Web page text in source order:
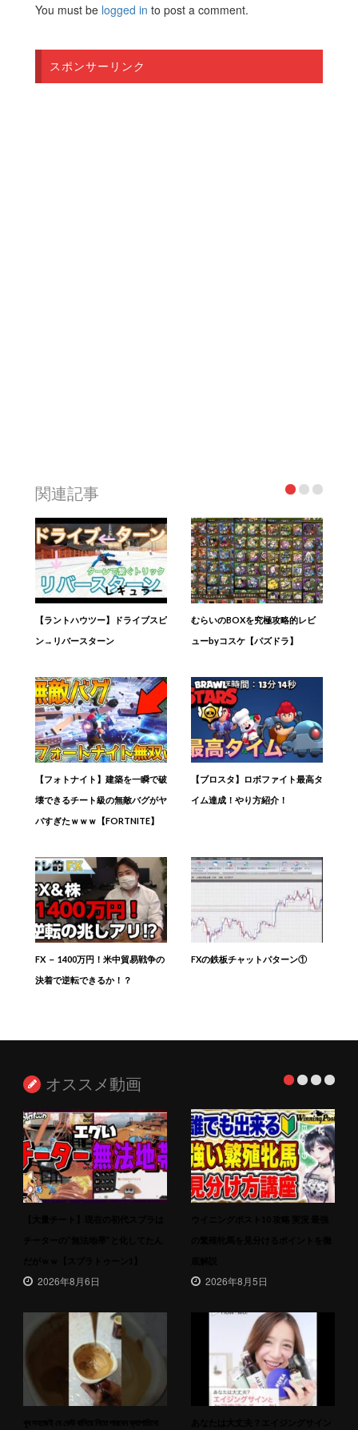
You must be logged in to post a comment.
スポンサーリンク
関連記事
【ラントハウツー】ドライブスピ
ン→リバースターン
むらいのBOXを究極攻略的レビ
ューbyコスケ【パズドラ】
【フォトナイト】建築を一瞬で破
壊できるチート級の無敵バグがヤ
バすぎたｗｗｗ【FORTNITE】
【ブロスタ】ロボファイト最高タ
イム達成！やり方紹介！
FX － 1400万円！米中貿易戦争の
決着で逆転できるか！？
FXの鉄板チャットパターン①
オススメ動画
2026年8月6日 2026年8月5日